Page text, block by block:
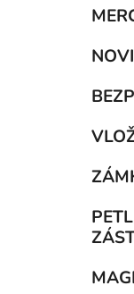
Přeskočit
kategorie